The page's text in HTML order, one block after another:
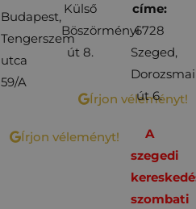
Budapest,
Tengerszem
utca
59/A
Írjon véleményt!
Külső
Böszörményi
út 8.
Írjon véleményt!
címe:
6728
Szeged,
Dorozsmai
út 6.
A
szegedi
szombati